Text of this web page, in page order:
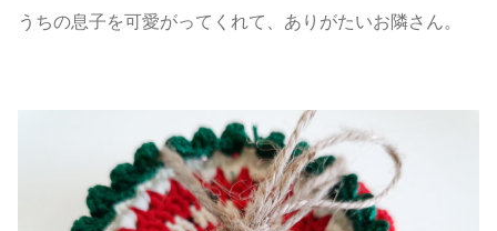
うちの息子を可愛がってくれて、ありがたいお隣さん。